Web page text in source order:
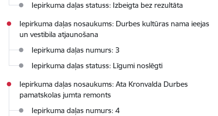
Iepirkuma daļas statuss: Izbeigta bez rezultāta
Iepirkuma daļas nosaukums: Durbes kultūras nama ieejas
un vestibila atjaunošana
Iepirkuma daļas numurs: 3
Iepirkuma daļas statuss: Līgumi noslēgti
Iepirkuma daļas nosaukums: Ata Kronvalda Durbes
pamatskolas jumta remonts
Iepirkuma daļas numurs: 4